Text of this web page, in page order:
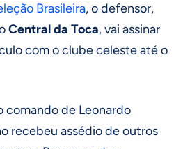
Brasileira, o defensor,
Central da Toca, vai assinar
com o clube celeste até o
comando de Leonardo
recebeu assédio de outros